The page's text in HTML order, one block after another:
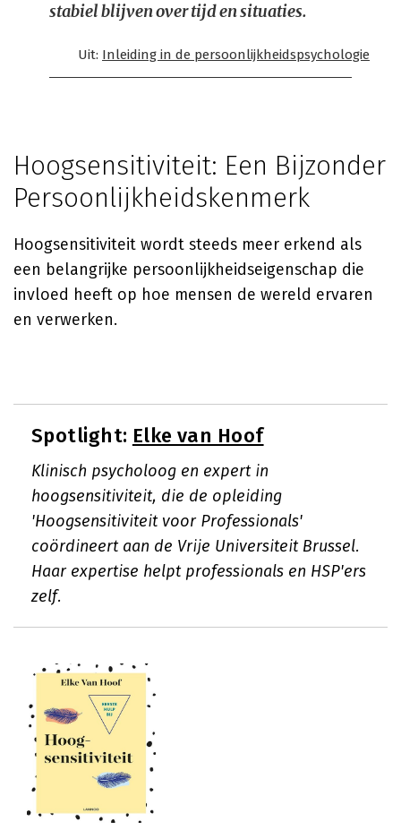
stabiel blijven over tijd en situaties.
Uit: Inleiding in de persoonlijkheidspsychologie
Hoogsensitiviteit: Een Bijzonder
Persoonlijkheidskenmerk
Hoogsensitiviteit wordt steeds meer erkend als
een belangrijke persoonlijkheidseigenschap die
invloed heeft op hoe mensen de wereld ervaren
en verwerken.
Spotlight: Elke van Hoof
Klinisch psycholoog en expert in
hoogsensitiviteit, die de opleiding
'Hoogsensitiviteit voor Professionals'
coördineert aan de Vrije Universiteit Brussel.
Haar expertise helpt professionals en HSP'ers
zelf.